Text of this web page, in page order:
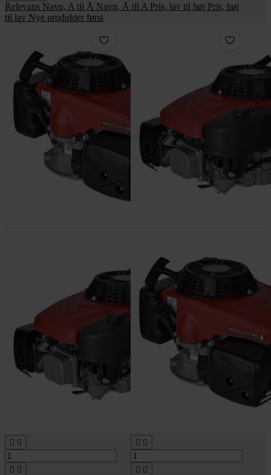
Relevans Navn, A til Å Navn, Å til A Pris, lav til høj Pris, høj
til lav Nye produkter først
 
 
 
 